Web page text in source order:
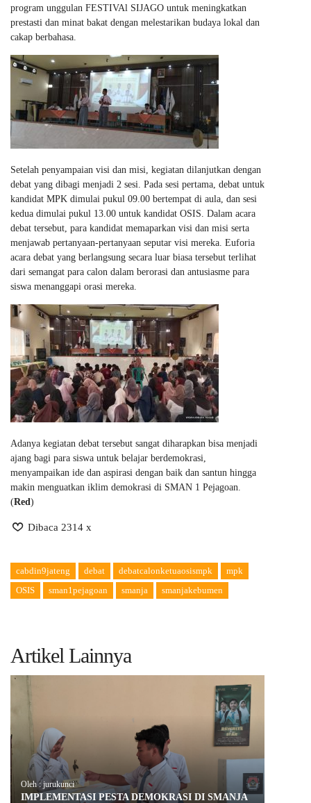
program unggulan FESTIVAl SIJAGO untuk meningkatkan
prestasti dan minat bakat dengan melestarikan budaya lokal dan
cakap berbahasa.
Setelah penyampaian visi dan misi, kegiatan dilanjutkan dengan
debat yang dibagi menjadi 2 sesi. Pada sesi pertama, debat untuk
kandidat MPK dimulai pukul 09.00 bertempat di aula, dan sesi
kedua dimulai pukul 13.00 untuk kandidat OSIS. Dalam acara
debat tersebut, para kandidat memaparkan visi dan misi serta
menjawab pertanyaan-pertanyaan seputar visi mereka. Euforia
acara debat yang berlangsung secara luar biasa tersebut terlihat
dari semangat para calon dalam berorasi dan antusiasme para
siswa menanggapi orasi mereka.
Adanya kegiatan debat tersebut sangat diharapkan bisa menjadi
ajang bagi para siswa untuk belajar berdemokrasi,
menyampaikan ide dan aspirasi dengan baik dan santun hingga
makin menguatkan iklim demokrasi di SMAN 1 Pejagoan.
(Red)
Dibaca 2314 x
cabdin9jateng debat debatcalonketuaosismpk
mpk
OSIS
sman1pejagoan smanja smanjakebumen
Artikel Lainnya
Oleh : jurukunci
IMPLEMENTASI PESTA DEMOKRASI DI SMANJA